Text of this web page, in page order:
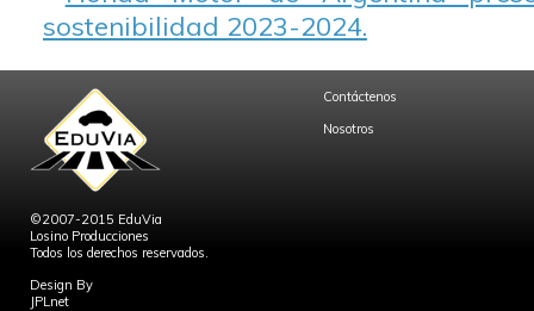
sostenibilidad 2023-2024.
©2007-2015 EduVia
Losino Producciones
Todos los derechos reservados.
Design By
JPLnet
Contáctenos
Nosotros